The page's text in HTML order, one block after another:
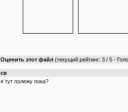
Оценить этот файл (текущий рейтинг: 3 / 5 -
св
я тут полежу пока?